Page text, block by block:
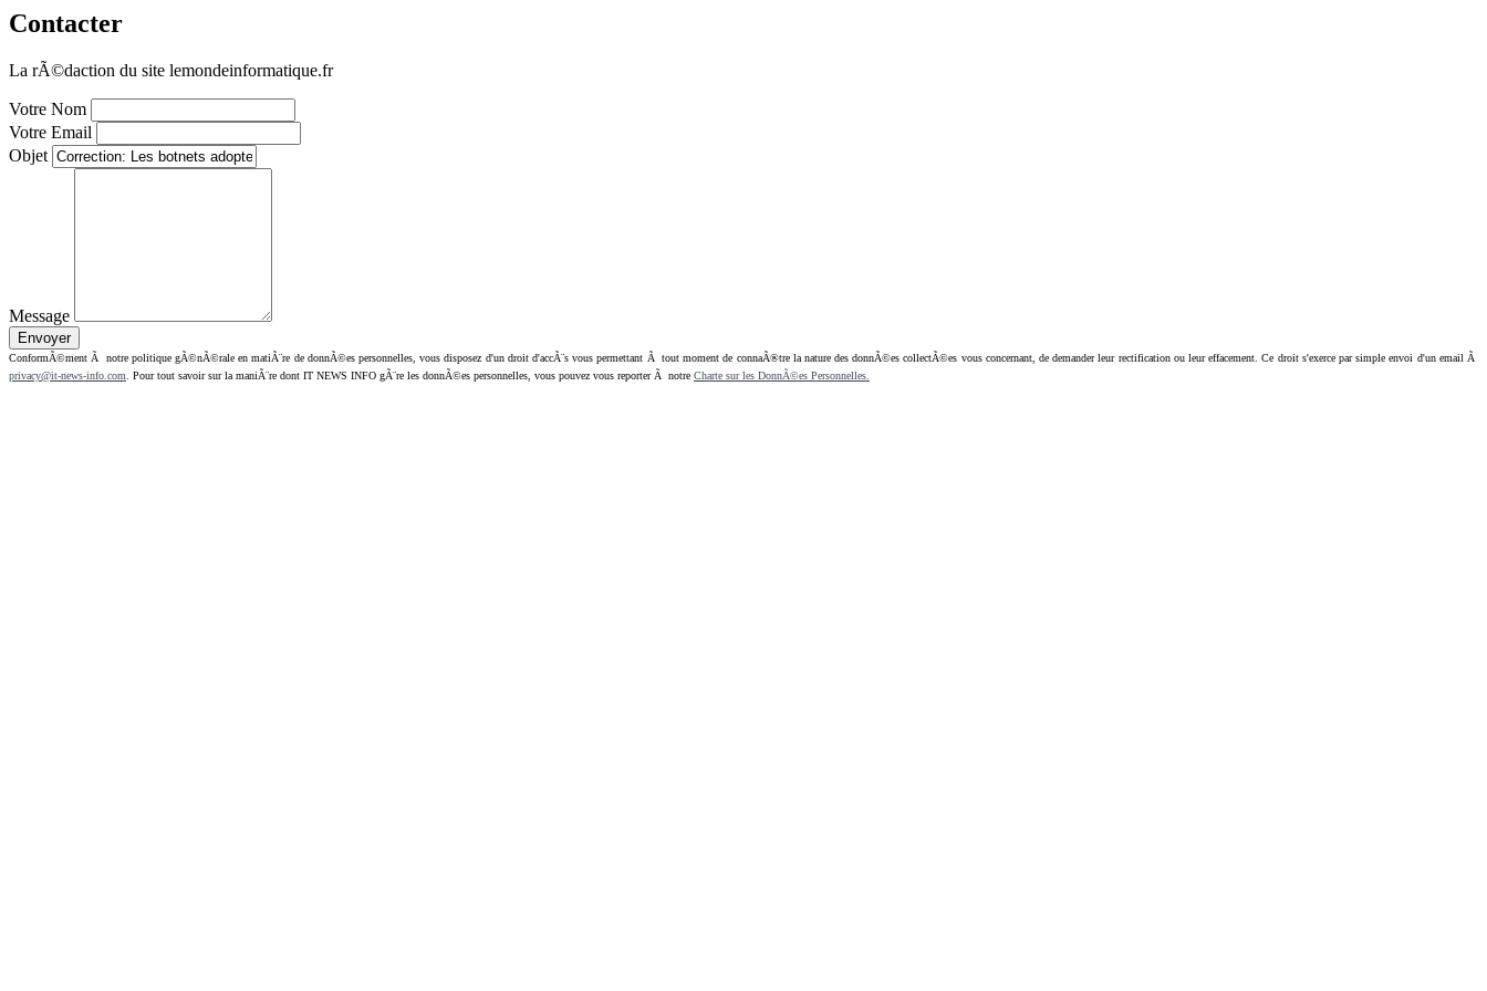
Contacter
La rÃ©daction du site lemondeinformatique.fr
Votre Nom
Votre Email
Objet
Message
ConformÃ©ment Ã notre politique gÃ©nÃ©rale en matiÃ¨re de donnÃ©es personnelles, vous disposez d'un droit d'accÃ¨s vous permettant Ã tout moment de connaÃ®tre la nature des donnÃ©es collectÃ©es vous concernant, de demander leur rectification ou leur effacement. Ce droit s'exerce par simple envoi d'un email Ã
privacy@it-news-info.com . Pour tout savoir sur la maniÃ¨re dont IT NEWS INFO gÃ¨re les donnÃ©es personnelles, vous pouvez vous reporter Ã notre Charte sur les DonnÃ©es Personnelles.